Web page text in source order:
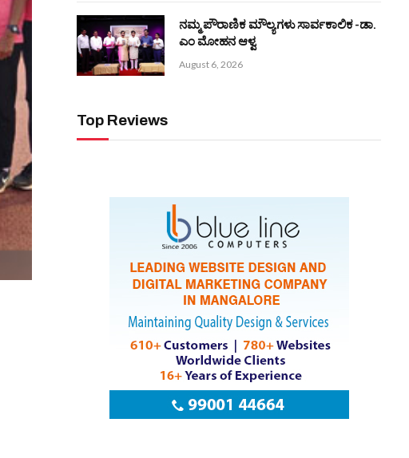
ನಮ್ಮ ಪೌರಾಣಿಕ ಮೌಲ್ಯಗಳು ಸಾರ್ವಕಾಲಿಕ -ಡಾ.
ಎಂ ಮೋಹನ ಆಳ್ವ
August 6, 2026
Top Reviews